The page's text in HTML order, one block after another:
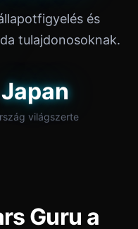
és
tulajdonosoknak.
Japan
világszerte
Guru a